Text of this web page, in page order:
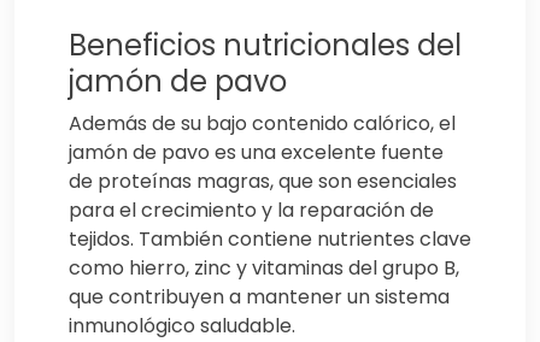
Beneficios nutricionales del
jamón de pavo
Además de su bajo contenido calórico, el
jamón de pavo es una excelente fuente
de proteínas magras, que son esenciales
para el crecimiento y la reparación de
tejidos. También contiene nutrientes clave
como hierro, zinc y vitaminas del grupo B,
que contribuyen a mantener un sistema
inmunológico saludable.